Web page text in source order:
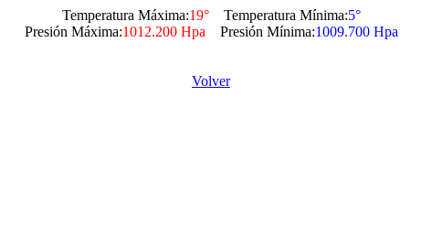
Temperatura Máxima:19°Temperatura Mínima:5°
Presión Máxima:1012.200 Hpa Presión Mínima:1009.700 Hpa
Volver